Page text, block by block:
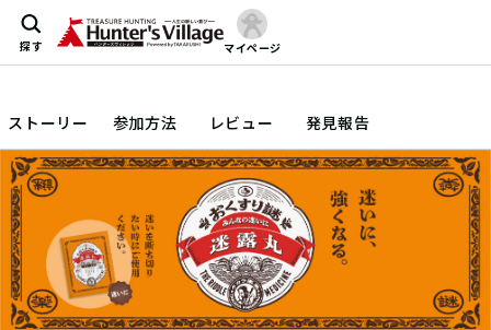
探す マイページ
ストーリー 参加方法 レビュー 発見報告